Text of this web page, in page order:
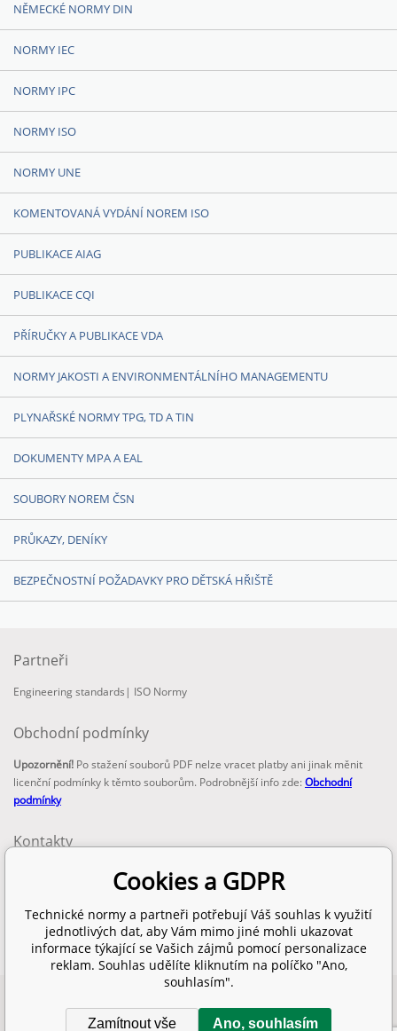
NĚMECKÉ NORMY DIN
NORMY IEC
NORMY IPC
NORMY ISO
NORMY UNE
KOMENTOVANÁ VYDÁNÍ NOREM ISO
PUBLIKACE AIAG
PUBLIKACE CQI
PŘÍRUČKY A PUBLIKACE VDA
NORMY JAKOSTI A ENVIRONMENTÁLNÍHO MANAGEMENTU
PLYNAŘSKÉ NORMY TPG, TD A TIN
DOKUMENTY MPA A EAL
SOUBORY NOREM ČSN
PRŮKAZY, DENÍKY
BEZPEČNOSTNÍ POŽADAVKY PRO DĚTSKÁ HŘIŠTĚ
Partneři
Engineering standards | ISO Normy
Obchodní podmínky
Upozornění! Po stažení souborů PDF nelze vracet platby ani jinak měnit
licenční podmínky k těmto souborům. Podrobnější info zde:Obchodní
podmínky
Kontakty
info@technickenormy.cz
obchod@technickenormy.cz
Telefon:
+420 377 387 684
Cookies a GDPR
Technické normy a partneři potřebují Váš souhlas k využití
jednotlivých dat, aby Vám mimo jiné mohli ukazovat
informace týkající se Vašich zájmů pomocí personalizace
reklam. Souhlas udělíte kliknutím na políčko "Ano,
souhlasím".
Zamítnout vše Ano, souhlasím